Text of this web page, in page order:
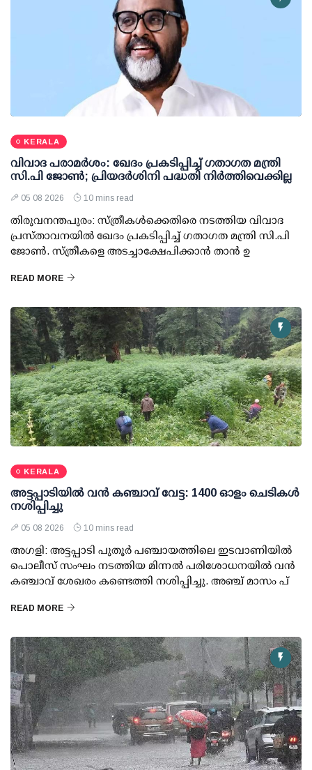
KERALA
വിവാദ പരാമര്‍ശം: ഖേദം പ്രകടിപ്പിച്ച് ഗതാഗത മന്ത്രി
സി.പി ജോണ്‍; പ്രിയദര്‍ശിനി പദ്ധതി നിര്‍ത്തിവെക്കില്ല
05 08 2026 10 mins read
തിരുവനന്തപുരം: സ്ത്രീകള്‍ക്കെതിരെ നടത്തിയ വിവാദ
പ്രസ്താവനയില്‍ ഖേദം പ്രകടിപ്പിച്ച് ഗതാഗത മന്ത്രി സി.പി
ജോണ്‍. സ്ത്രീകളെ അടച്ചാക്ഷേപിക്കാന്‍ താന്‍ ഉ
READ MORE
KERALA
അട്ടപ്പാടിയില്‍ വന്‍ കഞ്ചാവ് വേട്ട: 1400 ഓളം ചെടികള്‍
നശിപ്പിച്ചു
05 08 2026 10 mins read
അഗളി: അട്ടപ്പാടി പുതൂര്‍ പഞ്ചായത്തിലെ ഇടവാണിയില്‍
പൊലീസ് സംഘം നടത്തിയ മിന്നല്‍ പരിശോധനയില്‍ വന്‍
കഞ്ചാവ് ശേഖരം കണ്ടെത്തി നശിപ്പിച്ചു. അഞ്ച് മാസം പ്
READ MORE